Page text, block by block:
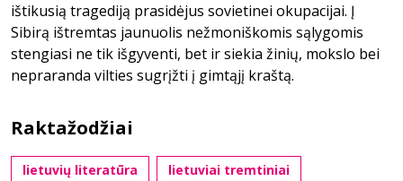
ištikusią tragediją prasidėjus sovietinei okupacijai. Į
Sibirą ištremtas jaunuolis nežmoniškomis sąlygomis
stengiasi ne tik išgyventi, bet ir siekia žinių, mokslo bei
nepraranda vilties sugrįžti į gimtąjį kraštą.
Raktažodžiai
lietuvių literatūra lietuviai tremtiniai